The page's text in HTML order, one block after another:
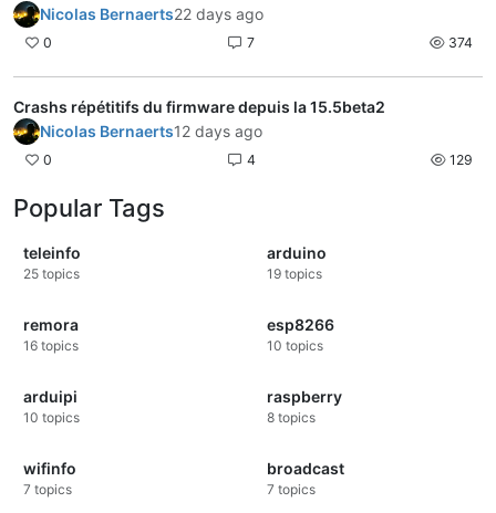
Nicolas Bernaerts22 days ago
0 7 374
Crashs répétitifs du firmware depuis la 15.5beta2
Nicolas Bernaerts12 days ago
0 4 129
Popular Tags
teleinfo
25 topics
arduino
19 topics
remora
16 topics
esp8266
10 topics
arduipi
10 topics
raspberry
8 topics
wifinfo
7 topics
broadcast
7 topics